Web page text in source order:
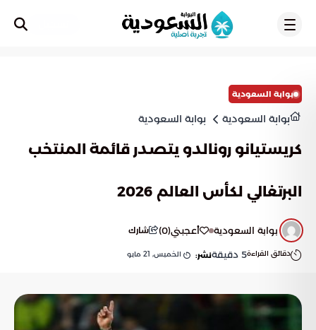
بوابة السعودية
بوابة السعودية بوابة السعودية
كريستيانو رونالدو يتصدر قائمة المنتخب
البرتغالي لكأس العالم 2026
بوابة السعودية أعجبني(
0
) شارك
دقائق القراءة5 دقيقةنشر: الخميس, 21 مايو